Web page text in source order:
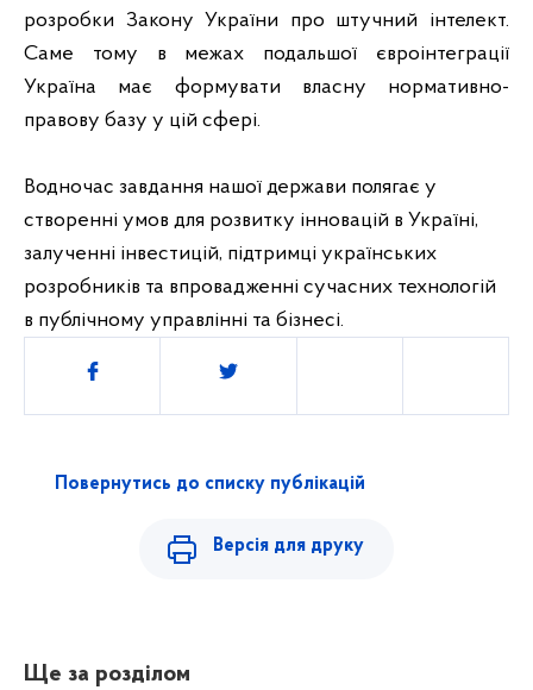
розробки Закону України про штучний інтелект.
Саме тому в межах подальшої євроінтеграції
Україна має формувати власну нормативно-
правову базу у цій сфері.
Водночас завдання нашої держави полягає у
створенні умов для розвитку інновацій в Україні,
залученні інвестицій, підтримці українських
розробників та впровадженні сучасних технологій
в публічному управлінні та бізнесі.
Поділитись
Повернутись до списку публікацій
Версія для друку
Ще за розділом